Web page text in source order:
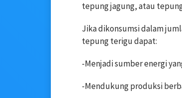
tepung jagung, atau
Jika dikonsumsi dalam
tepung terigu dapat:
-Menjadi sumber energi
-Mendukung produksi